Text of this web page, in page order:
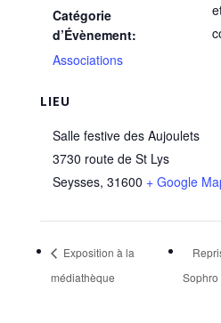
Catégorie
d’Évènement:
Associations
LIEU
Salle festive des Aujoulets
3730 route de St Lys
Seysses, 31600 + Google
Exposition à la
médiathèque
Sophro